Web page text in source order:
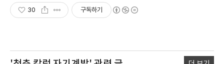
30 구독하기